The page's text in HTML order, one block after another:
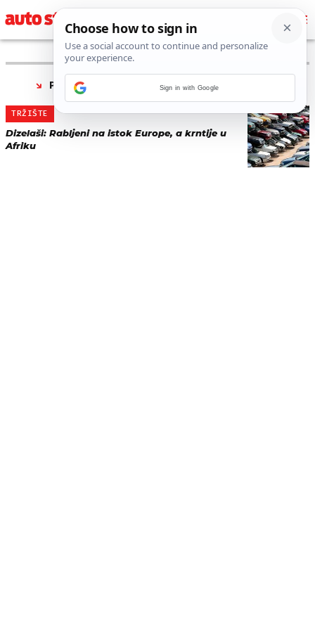
PRONAĐENO 1 REZULTATA ZA TAG “
TRŽIŠTE
Dizelaši: Rabljeni na istok Europe, a krntije u
Afriku
Sign in with Google